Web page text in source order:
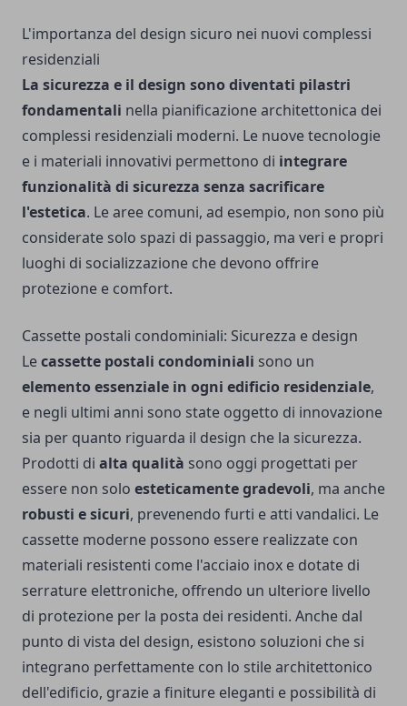
L'importanza del design sicuro nei nuovi complessi
residenziali
La sicurezza e il design sono diventati pilastri
fondamentali nella pianificazione architettonica dei
complessi residenziali moderni. Le nuove tecnologie
e i materiali innovativi permettono di integrare
funzionalità di sicurezza senza sacrificare
l'estetica. Le aree comuni, ad esempio, non sono più
considerate solo spazi di passaggio, ma veri e propri
luoghi di socializzazione che devono offrire
protezione e comfort.
Cassette postali condominiali: Sicurezza e design
Lecassette postali condominiali sono un
elemento essenziale in ogni edificio residenziale,
e negli ultimi anni sono state oggetto di innovazione
sia per quanto riguarda il design che la sicurezza.
Prodotti di alta qualità sono oggi progettati per
essere non solo esteticamente gradevoli, ma anche
robusti e sicuri, prevenendo furti e atti vandalici. Le
cassette moderne possono essere realizzate con
materiali resistenti come l'acciaio inox e dotate di
serrature elettroniche, offrendo un ulteriore livello
di protezione per la posta dei residenti. Anche dal
punto di vista del design, esistono soluzioni che si
integrano perfettamente con lo stile architettonico
dell'edificio, grazie a finiture eleganti e possibilità di